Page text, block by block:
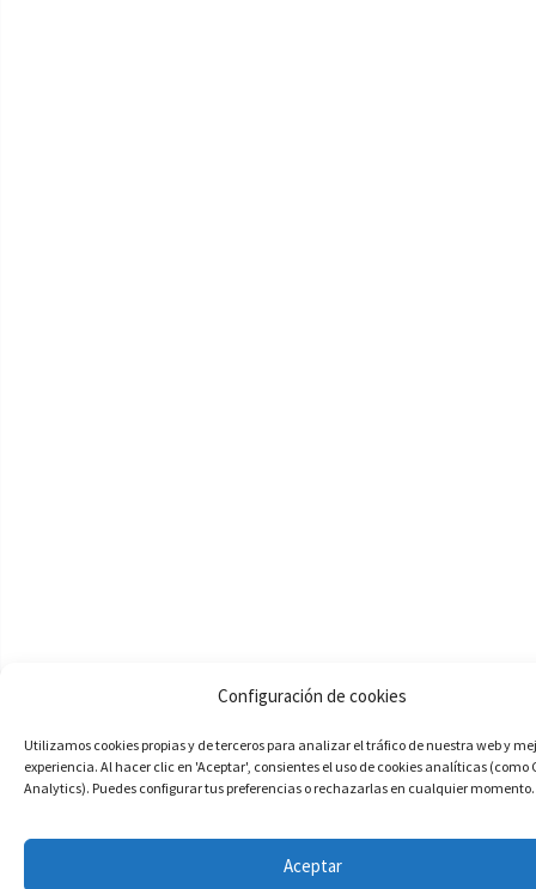
Configuración de cookies
Utilizamos cookies propias y de terceros para analizar el tráfico de nuestra web y
experiencia. Al hacer clic en 'Aceptar', consientes el uso de cookies analíticas (como
Analytics). Puedes configurar tus preferencias o rechazarlas en cualquier momento.
Aceptar